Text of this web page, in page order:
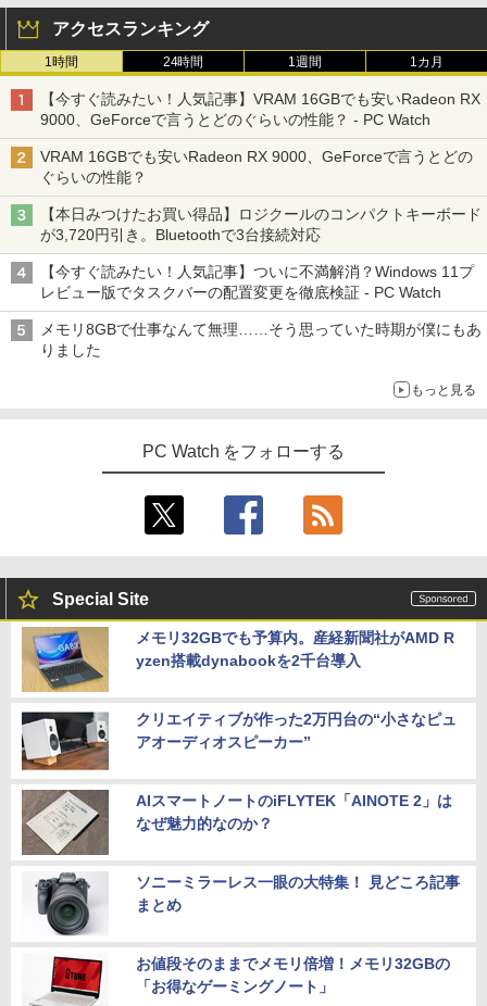
￥1,117
by Amazon 炭酸水 ラベルレス 500ml ×24本
強炭酸水 ペットボトル 500ミリリットル (Sm
art Basic)
【Amazon.co.jp限定】 伊藤園 磨かれて、澄
みきった日本の水 2L 8本 ラベルレス [ ケース
] [ 水 ] [ ペットボトル ] [ 箱買い ] [ ストック
] [ 水分補給 ]
￥998
￥594
HUNTER×HUNTER モノクロ版 39 (ジャンプ
コミックスDIGITAL)
￥572
スーパーの裏でヤニ吸うふたり 9巻 (デジタル
版ビッグガンガンコミックス)
￥810
Windows11 Office 2019搭載 在宅勤務
仕事用 学習用 中古PC 仕事 家庭 安い 激
安
￥13,500
3
【★最大100%ポイント】【新生活応援・
HD】富士通 LIFEBOOK U939/第8世代 C
ore i5/メモリ:8GB/M.2 SSD:256GB/512
GB/1TB/Wi-fi/Bluetooth/13.3型/HDMI/U
SB-C/USB3.1/パソコン 中古PC 中古ノー
トパソコン Windows11
￥25,800
ノートパソコン 新品 14型 Office付き Wi
定済 軽量 薄型 14インチ 学習用 PC 子ど
も 11世代 インテル 1年保証 在宅勤務 テ
5
【期間限定破格金額！】新生活 新古品 W
in11搭載 パソコンノートパソコンoffice
付き 初心者向けノートPC 初期設定済 1
5.6型 インテル高速CPU ランダムで発送
新で在庫処分
富士通 FMV K5010 AIO 23.8インチ 第10
世代 Core i5 メモリ16GB Nvme M.2 SS
D 512GB Office付き Webカメラ WiFi W
indows11 中古一体型
￥49,800
ン】 【3年保証】APPLE アップル MAC
MINI SSD256GB メモリ8GB APPLE Ma
c OS X 中古 アウトレット 返品 送料無料
中古デスクトップパソコン 中古パソコン
デスクトップパソコン デスクトップ PC
￥55,000
【ポイント10倍】美品 HP 400 G6 SF 9
き デスクトップパソコン 中古パソコン P
C Windows11 pro Win11 3画面対応 PC
2024 搭載 選択可 8世代 10世代 DELL 13
5
【エントリーでポイント100％還元チャ
ンス】GMKtec G10 ミニPC【AMD Ryz
Windows11 Pro 8K/4K 3画面出力 LAN *
2 WiFi5 Bluetooth5.0 Nucbox みにpc
Ryzen 5 N95/N97/N100/4300U/N150よ
￥61,999
HDMI、D-Sub/スピーカー：あり/5年間
フル保証]
￥9,880
3
ASUS エイスース 液晶ディスプレイ Ey
e Care [ 21.45型 / フルHD(1920×1080) /
￥10,980
【期間限定5%OFFクーポン 8/12 10時ま
で】 モニター 23.8インチ 144Hz FHD p
cモニター フリッカーレス FullHD ブル
c ブラック MAXZEN MJM24IC01 MJM2
￥10,980
アイ・オー・データ機器 ワイド液晶ディ
歴史 全巻セット(全20巻+別巻2)
￥18,590
3
【送料無料】HUNTER×HUNTER 1-39巻
セット
￥19,096
2027 青山学院中等部・直前対策合格セッ
ト問題集(5冊) 中学受験 過去問の傾向と
対策 / 参考書 自宅学習 送料無料 / 受験専
【全巻】 シャングリラ・フロンティア ～
～ 1-27巻セット （KCデラックス） [ 硬
アクセスランキング
1時間 24時間 1週間 1カ月
【今すぐ読みたい！人気記事】VRAM 16GBでも安いRadeon RX
9000、GeForceで言うとどのぐらいの性能？ - PC Watch
VRAM 16GBでも安いRadeon RX 9000、GeForceで言うとどの
ぐらいの性能？
【本日みつけたお買い得品】ロジクールのコンパクトキーボード
が3,720円引き。Bluetoothで3台接続対応
【今すぐ読みたい！人気記事】ついに不満解消？Windows 11プ
レビュー版でタスクバーの配置変更を徹底検証 - PC Watch
メモリ8GBで仕事なんて無理……そう思っていた時期が僕にもあ
りました
もっと見る
PC Watch をフォローする
Special Site
メモリ32GBでも予算内。産経新聞社がAMD R
yzen搭載dynabookを2千台導入
クリエイティブが作った2万円台の“小さなピュ
アオーディオスピーカー”
AIスマートノートのiFLYTEK「AINOTE 2」は
なぜ魅力的なのか？
ソニーミラーレス一眼の大特集！ 見どころ記事
まとめ
お値段そのままでメモリ倍増！メモリ32GBの
「お得なゲーミングノート」